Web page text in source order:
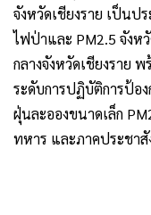
จังหวัดเชียงราย เป็น
ไฟป่าและ PM2.5 จังห
กลางจังหวัดเชียงราย
ระดับการปฏิบัติการป้
ฝุ่นละอองขนาดเล็ก
ทหาร และภาคประชาสั